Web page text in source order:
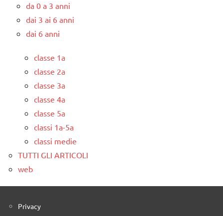
da 0 a 3 anni
dai 3 ai 6 anni
dai 6 anni
classe 1a
classe 2a
classe 3a
classe 4a
classe 5a
classi 1a-5a
classi medie
TUTTI GLI ARTICOLI
web
Privacy